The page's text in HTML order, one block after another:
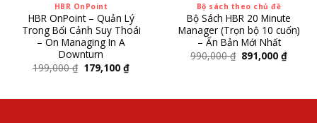
HBR OnPoint
HBR OnPoint – Quản Lý
Trong Bối Cảnh Suy Thoái
– On Managing In A
Downturn
199,000₫ 179,100₫
Bộ sách theo chủ đề
Bộ Sách HBR 20 Minute
Manager (Trọn bộ 10 cuốn)
– Ấn Bản Mới Nhất
990,000₫ 891,000₫